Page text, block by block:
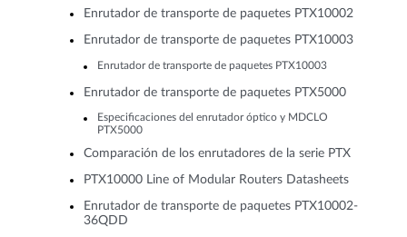
Enrutador de transporte de paquetes PTX10002
Enrutador de transporte de paquetes PTX10003
Enrutador de transporte de paquetes PTX10003
Enrutador de transporte de paquetes PTX5000
Especificaciones del enrutador óptico y MDCLO
PTX5000
Comparación de los enrutadores de la serie PTX
PTX10000 Line of Modular Routers Datasheets
Enrutador de transporte de paquetes PTX10002-
36QDD